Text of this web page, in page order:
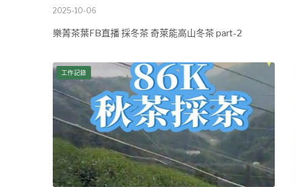
2025-10-06
樂菁茶葉FB直播 採冬茶 奇萊能高山冬茶 part-2
工作記錄